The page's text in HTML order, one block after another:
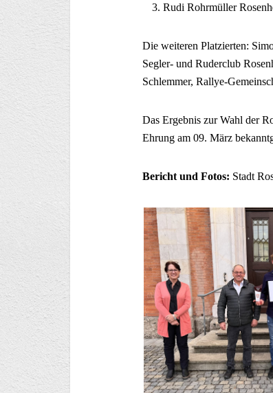
Rudi Rohrmüller
Die weiteren Platzierten:
Segler- und Ruderclub
Schlemmer, Rallye-
Das Ergebnis zur Wahl der
Ehrung am 09. März
Bericht und Fotos: Stadt